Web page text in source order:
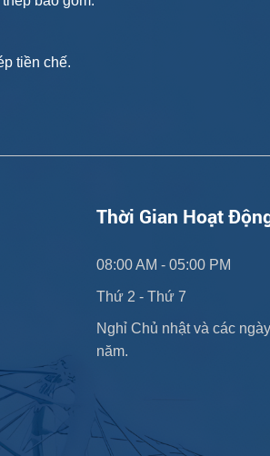
tiền chế.
Thời Gian Hoạt
08:00 AM - 05:00 PM
Thứ 2 - Thứ 7
Nghỉ Chủ nhật và các
năm.